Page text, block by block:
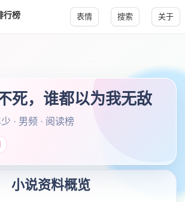
行榜 表情 搜索 关于
死，谁都以为我无敌
· 男频 · 阅读榜
小说资料概览